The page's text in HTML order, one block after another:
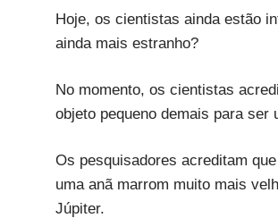
Hoje, os cientistas ainda estão
ainda mais estranho?
No momento, os cientistas
objeto pequeno demais para
Os pesquisadores acreditam
uma anã marrom muito mais
Júpiter.